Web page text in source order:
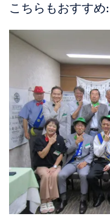
こちらもおすすめ: